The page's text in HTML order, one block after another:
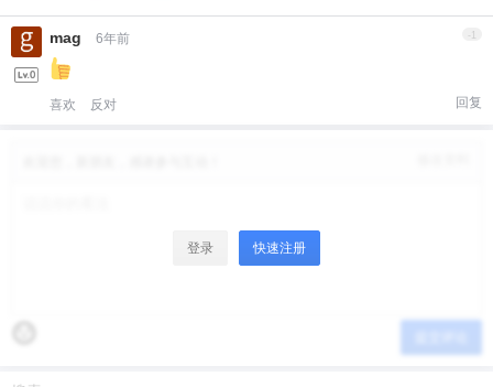
mag 6年前 -1
喜欢 反对 回复
登录 快速注册